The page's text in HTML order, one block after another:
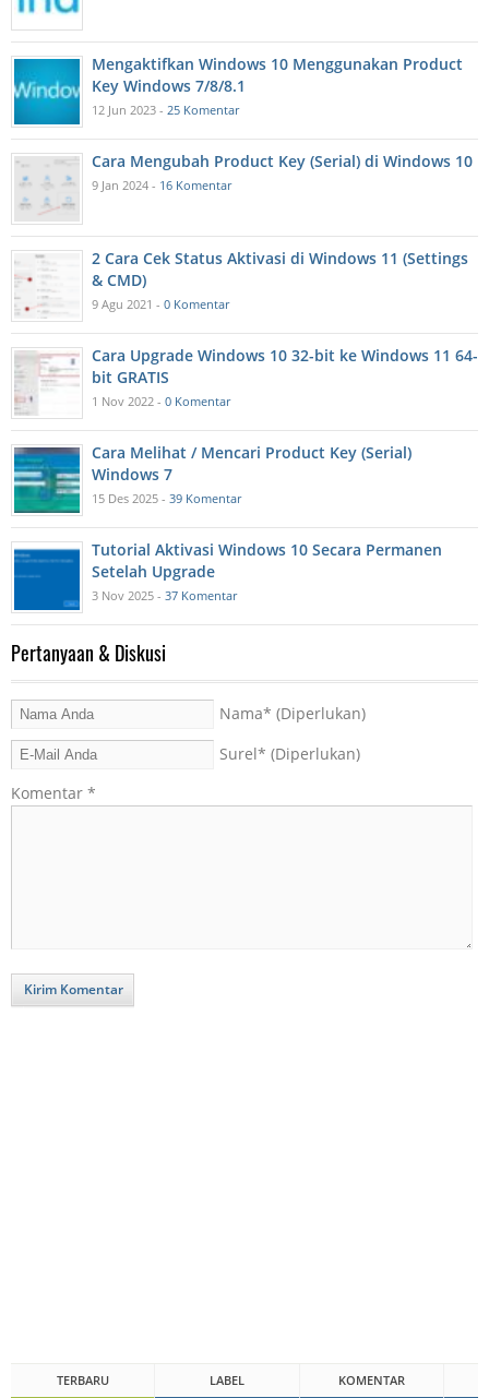
Mengaktifkan Windows 10 Menggunakan Product
Key Windows 7/8/8.1
12 Jun 2023 - 25 Komentar
Cara Mengubah Product Key (Serial) di Windows 10
9 Jan 2024 - 16 Komentar
2 Cara Cek Status Aktivasi di Windows 11 (Settings
& CMD)
9 Agu 2021 - 0 Komentar
Cara Upgrade Windows 10 32-bit ke Windows 11 64-
bit GRATIS
1 Nov 2022 - 0 Komentar
Cara Melihat / Mencari Product Key (Serial)
Windows 7
15 Des 2025 - 39 Komentar
Tutorial Aktivasi Windows 10 Secara Permanen
Setelah Upgrade
3 Nov 2025 - 37 Komentar
Pertanyaan & Diskusi
Nama* (Diperlukan)
Surel* (Diperlukan)
Komentar *
Kirim Komentar
TERBARU LABEL KOMENTAR